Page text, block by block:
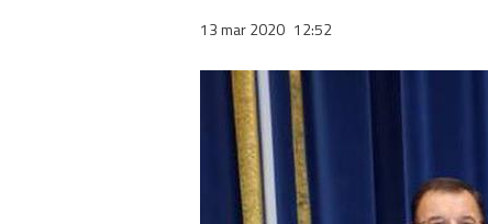
13 mar 2020 12:52